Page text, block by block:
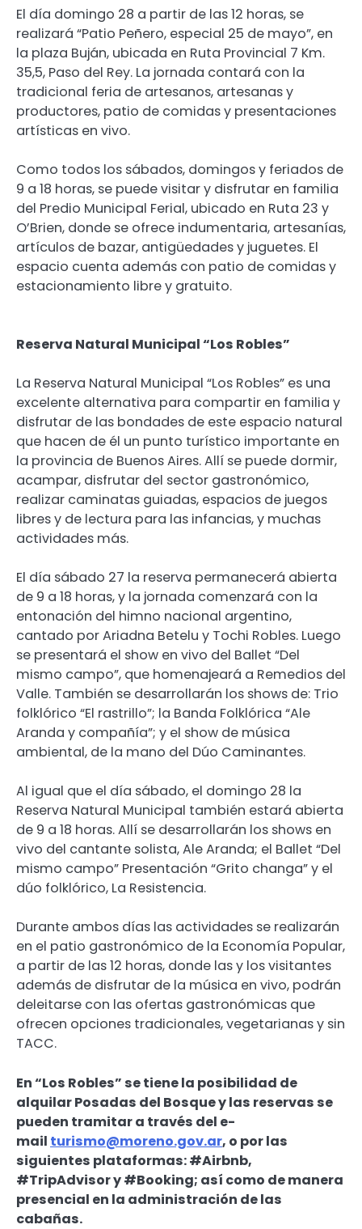
El día domingo 28 a partir de las 12 horas, se
realizará “Patio Peñero, especial 25 de mayo”, en
la plaza Buján, ubicada en Ruta Provincial 7 Km.
35,5, Paso del Rey. La jornada contará con la
tradicional feria de artesanos, artesanas y
productores, patio de comidas y presentaciones
artísticas en vivo.
Como todos los sábados, domingos y feriados de
9 a 18 horas, se puede visitar y disfrutar en familia
del Predio Municipal Ferial, ubicado en Ruta 23 y
O’Brien, donde se ofrece indumentaria, artesanías,
artículos de bazar, antigüedades y juguetes. El
espacio cuenta además con patio de comidas y
estacionamiento libre y gratuito.
Reserva Natural Municipal “Los Robles”
La Reserva Natural Municipal “Los Robles” es una
excelente alternativa para compartir en familia y
disfrutar de las bondades de este espacio natural
que hacen de él un punto turístico importante en
la provincia de Buenos Aires. Allí se puede dormir,
acampar, disfrutar del sector gastronómico,
realizar caminatas guiadas, espacios de juegos
libres y de lectura para las infancias, y muchas
actividades más.
El día sábado 27 la reserva permanecerá abierta
de 9 a 18 horas, y la jornada comenzará con la
entonación del himno nacional argentino,
cantado por Ariadna Betelu y Tochi Robles. Luego
se presentará el show en vivo del Ballet “Del
mismo campo”, que homenajeará a Remedios del
Valle. También se desarrollarán los shows de: Trio
folklórico “El rastrillo”; la Banda Folklórica “Ale
Aranda y compañía”; y el show de música
ambiental, de la mano del Dúo Caminantes.
Al igual que el día sábado, el domingo 28 la
Reserva Natural Municipal también estará abierta
de 9 a 18 horas. Allí se desarrollarán los shows en
vivo del cantante solista, Ale Aranda; el Ballet “Del
mismo campo” Presentación “Grito changa” y el
dúo folklórico, La Resistencia.
Durante ambos días las actividades se realizarán
en el patio gastronómico de la Economía Popular,
a partir de las 12 horas, donde las y los visitantes
además de disfrutar de la música en vivo, podrán
deleitarse con las ofertas gastronómicas que
ofrecen opciones tradicionales, vegetarianas y sin
TACC.
En “Los Robles” se tiene la posibilidad de
alquilar Posadas del Bosque y las reservas se
pueden tramitar a través del e-
mail turismo@moreno.gov.ar, o por las
siguientes plataformas: #Airbnb,
#TripAdvisor y #Booking; así como de manera
presencial en la administración de las
cabañas.